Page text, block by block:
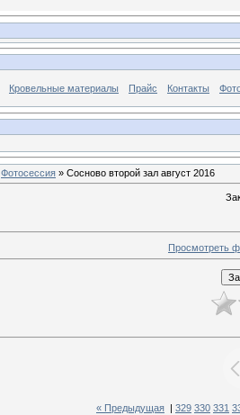
Кровельные материалы Прайс Контакты
Фотосессия » Сосново второй зал август 2016
Просмотреть
« Предыдущая 329 330 331